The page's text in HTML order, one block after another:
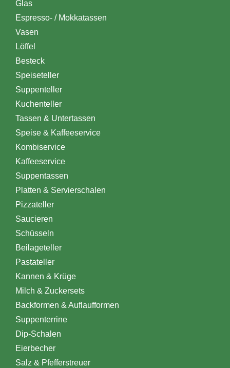
Glas
Espresso- / Mokkatassen
Vasen
Löffel
Besteck
Speiseteller
Suppenteller
Kuchenteller
Tassen & Untertassen
Speise & Kaffeeservice
Kombiservice
Kaffeeservice
Suppentassen
Platten & Servierschalen
Pizzateller
Saucieren
Schüsseln
Beilageteller
Pastateller
Kannen & Krüge
Milch & Zuckersets
Backformen & Auflaufformen
Suppenterrine
Dip-Schalen
Eierbecher
Salz & Pfefferstreuer